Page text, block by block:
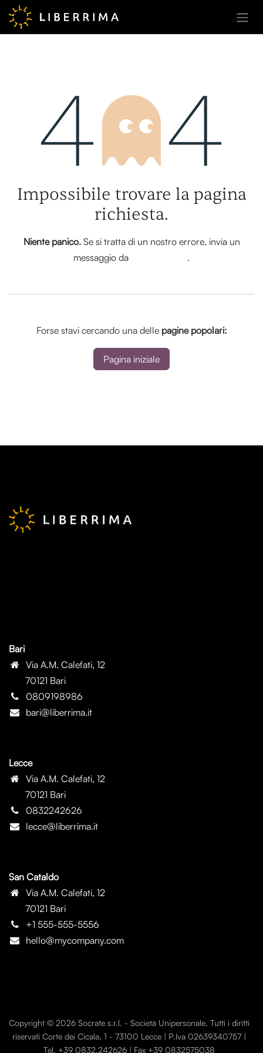
Passa al contenuto
Errore 404
Impossibile trovare la pagina
richiesta.
Niente panico.Se si tratta di un nostro errore, invia un
messaggio da
.
Forse stavi cercando una delle pagine popolari:
Pagina iniziale
Bari
Via A.M. Calefati, 12
70121 Bari
0809198986
bari@liberrima.it
Lecce
Via A.M. Calefati, 12
70121 Bari
0832242626
lecce@liberrima.it
San Cataldo
Via A.M. Calefati, 12
70121 Bari
+1 555-555-5556
hello@mycompany.com
Copyright © 2026 Socrate s.r.l. - Società Unipersonale. Tutti i diritti
riservati Corte dei Cicala, 1 - 73100 Lecce | P.Iva 02639340757 |
Tel. +39 0832.242626 | Fax +39 0832575038